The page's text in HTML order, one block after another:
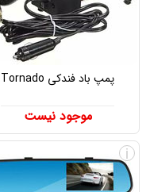
پمپ باد فندکی Tornado
موجود نیست
i